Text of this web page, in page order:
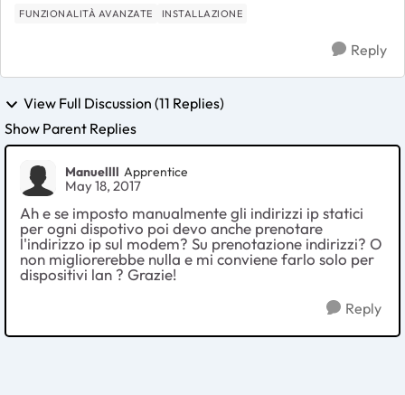
FUNZIONALITÀ AVANZATE INSTALLAZIONE
Reply
View Full Discussion (11 Replies)
Show Parent Replies
Manuellll Apprentice
May 18, 2017
Ah e se imposto manualmente gli indirizzi ip statici
per ogni dispotivo poi devo anche prenotare
l'indirizzo ip sul modem? Su prenotazione indirizzi? O
non migliorerebbe nulla e mi conviene farlo solo per
dispositivi lan ? Grazie!
Reply